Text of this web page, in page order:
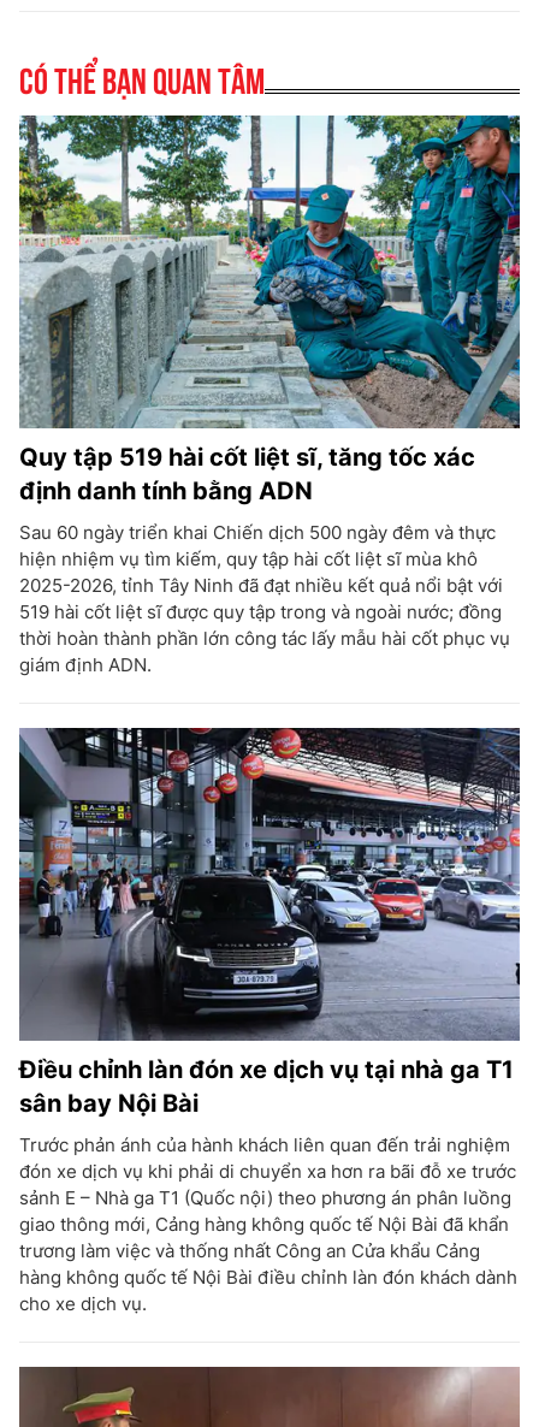
Có thể bạn quan tâm
Quy tập 519 hài cốt liệt sĩ, tăng tốc xác
định danh tính bằng ADN
Sau 60 ngày triển khai Chiến dịch 500 ngày đêm và thực
hiện nhiệm vụ tìm kiếm, quy tập hài cốt liệt sĩ mùa khô
2025-2026, tỉnh Tây Ninh đã đạt nhiều kết quả nổi bật với
519 hài cốt liệt sĩ được quy tập trong và ngoài nước; đồng
thời hoàn thành phần lớn công tác lấy mẫu hài cốt phục vụ
giám định ADN.
Điều chỉnh làn đón xe dịch vụ tại nhà ga T1
sân bay Nội Bài
Trước phản ánh của hành khách liên quan đến trải nghiệm
đón xe dịch vụ khi phải di chuyển xa hơn ra bãi đỗ xe trước
sảnh E – Nhà ga T1 (Quốc nội) theo phương án phân luồng
giao thông mới, Cảng hàng không quốc tế Nội Bài đã khẩn
trương làm việc và thống nhất Công an Cửa khẩu Cảng
hàng không quốc tế Nội Bài điều chỉnh làn đón khách dành
cho xe dịch vụ.